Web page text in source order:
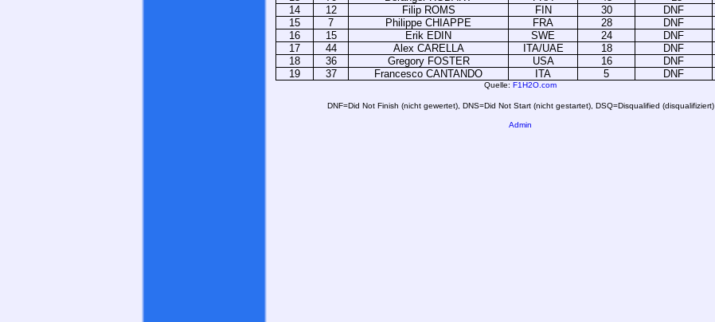
14
12 Filip ROMS FIN 30 DNF
15
7 Philippe CHIAPPE FRA 28 DNF
16
15 Erik EDIN SWE 24 DNF
17
44 Alex CARELLA ITA/UAE 18 DNF
18
36 Gregory FOSTER USA 16 DNF
19
37 Francesco CANTANDO ITA 5 DNF
Quelle: F1H2O.com
DNF=Did Not Finish (nicht gewertet), DNS=Did Not Start (nicht gestartet), DSQ=Disqualified (disqualifiziert)
Admin